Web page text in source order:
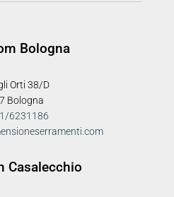
Bologna
Orti 38/D
Bologna
6231186
Casalecchio